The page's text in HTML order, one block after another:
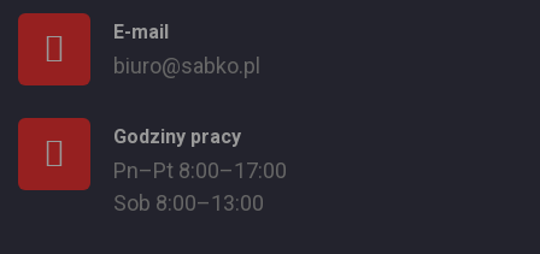
E-mail
biuro@sabko.pl
Godziny pracy
Pn–Pt 8:00–17:00
Sob 8:00–13:00